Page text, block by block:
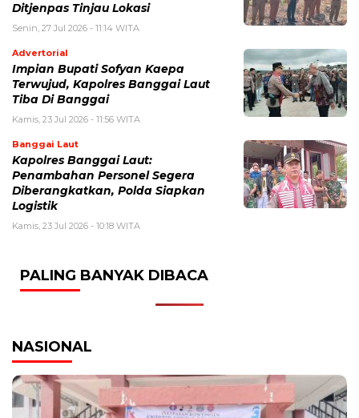
Ditjenpas Tinjau Lokasi
Senin, 27 Jul 2026 - 11:14 WITA
Advertorial
Impian Bupati Sofyan Kaepa
Terwujud, Kapolres Banggai Laut
Tiba Di Banggai
Kamis, 23 Jul 2026 - 11:56 WITA
Banggai Laut
Kapolres Banggai Laut:
Penambahan Personel Segera
Diberangkatkan, Polda Siapkan
Logistik
Kamis, 23 Jul 2026 - 10:18 WITA
PALING BANYAK DIBACA
NASIONAL